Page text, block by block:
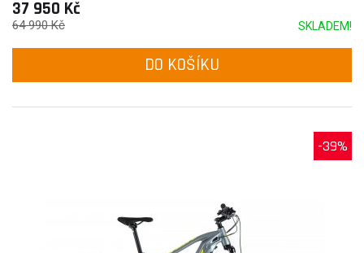
37 950 Kč
SKLADEM!
64 990 Kč
DO KOŠÍKU
-39%